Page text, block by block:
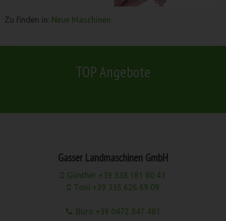
Zu finden in: Neue Maschinen
TOP Angebote
Gasser Landmaschinen GmbH
Günther +39 338 181 80 43
Toni +39 335 626 69 09
Büro +39 0472 847 481